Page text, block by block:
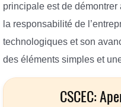
principale est de
la responsabilité de
technologiques et son
des éléments simples et
CSCEC: